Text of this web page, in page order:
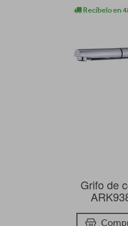
Recíbelo en
Grifo de